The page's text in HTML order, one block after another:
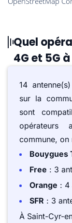
Quel
4G et 5G
14
sur la
sont
opérateurs
commune, on
Bouygues
Free : 3
Orange : 4
SFR : 3
À Saint-Cyr-